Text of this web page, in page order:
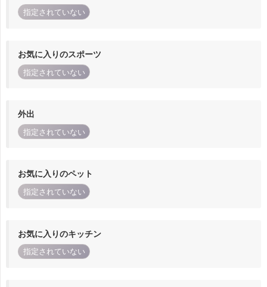
指定されていない
お気に入りのスポーツ
指定されていない
外出
指定されていない
お気に入りのペット
指定されていない
お気に入りのキッチン
指定されていない